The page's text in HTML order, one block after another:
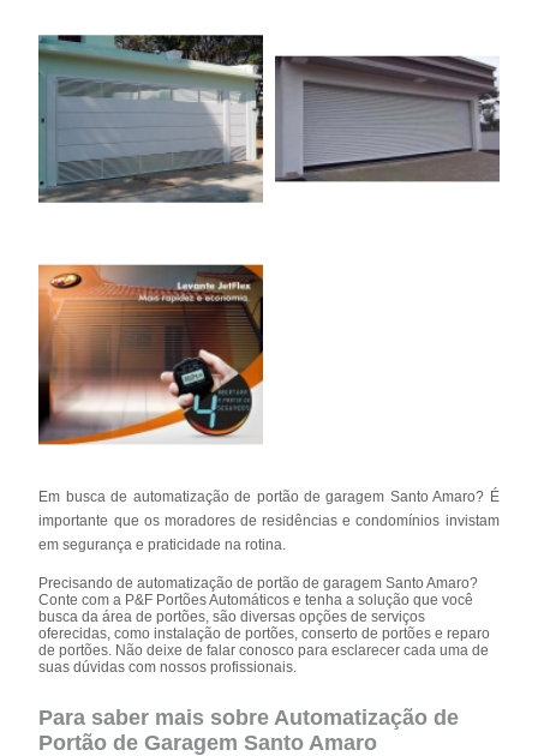
Em busca de automatização de portão de garagem Santo Amaro? É
importante que os moradores de residências e condomínios invistam
em segurança e praticidade na rotina.
Precisando de automatização de portão de garagem Santo Amaro?
Conte com a P&F Portões Automáticos e tenha a solução que você
busca da área de portões, são diversas opções de serviços
oferecidas, como instalação de portões, conserto de portões e reparo
de portões. Não deixe de falar conosco para esclarecer cada uma de
suas dúvidas com nossos profissionais.
Para saber mais sobre Automatização de
Portão de Garagem Santo Amaro